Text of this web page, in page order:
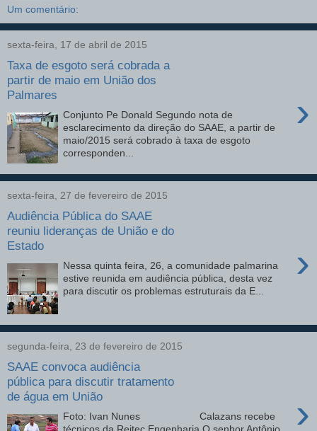
Um comentário:
sexta-feira, 17 de abril de 2015
Taxa de esgoto será cobrada a
partir de maio em União dos
Palmares
›
Conjunto Pe Donald Segundo nota de
esclarecimento da direção do SAAE, a partir de
maio/2015 será cobrado à taxa de esgoto
corresponden...
sexta-feira, 27 de fevereiro de 2015
Audiência Pública do SAAE
reuniu lideranças de União e do
Estado
›
Nessa quinta feira, 26, a comunidade palmarina
estive reunida em audiência pública, desta vez
para discutir os problemas estruturais da E...
segunda-feira, 23 de fevereiro de 2015
SAAE convoca audiência
pública para discutir tratamento
de água em União
›
Foto: Ivan Nunes Calazans recebe